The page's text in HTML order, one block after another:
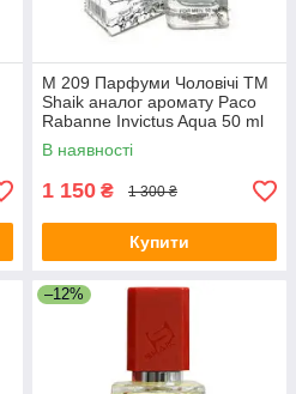
M 209 Парфуми Чоловічі ТМ
Shaik аналог аромату Paco
Rabanne Invictus Aqua 50 ml
В наявності
1 150 ₴ 1 300 ₴
Купити
–12%